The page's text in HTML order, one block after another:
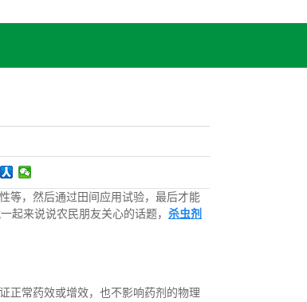
等，然后通过田间应用试验，最后才能
起来说说农民朋友关心的话题， 杀虫剂
正常药效或增效，也不影响药剂的物理